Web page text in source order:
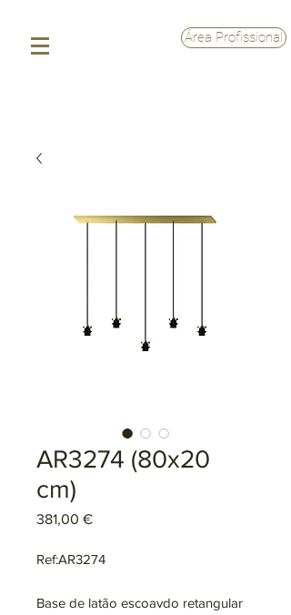
Área Profissional
AR3274 (80x20
cm)
381,00 €Preço
Ref:AR3274
Base de latão escoavdo retangular